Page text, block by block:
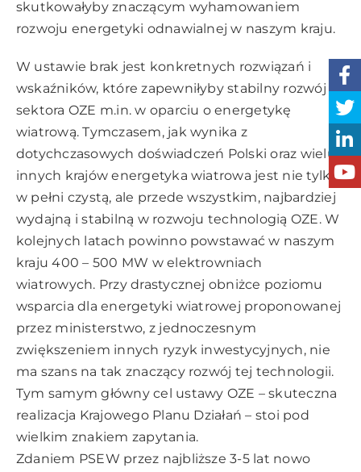
skutkowałyby znaczącym wyhamowaniem
rozwoju energetyki odnawialnej w naszym kraju.
W ustawie brak jest konkretnych rozwiązań i
wskaźników, które zapewniłyby stabilny rozwój
sektora OZE m.in. w oparciu o energetykę
wiatrową. Tymczasem, jak wynika z
dotychczasowych doświadczeń Polski oraz wielu
innych krajów energetyka wiatrowa jest nie tylko
w pełni czystą, ale przede wszystkim, najbardziej
wydajną i stabilną w rozwoju technologią OZE. W
kolejnych latach powinno powstawać w naszym
kraju 400 – 500 MW w elektrowniach
wiatrowych. Przy drastycznej obniżce poziomu
wsparcia dla energetyki wiatrowej proponowanej
przez ministerstwo, z jednoczesnym
zwiększeniem innych ryzyk inwestycyjnych, nie
ma szans na tak znaczący rozwój tej technologii.
Tym samym główny cel ustawy OZE – skuteczna
realizacja Krajowego Planu Działań – stoi pod
wielkim znakiem zapytania.
Zdaniem PSEW przez najbliższe 3-5 lat nowo